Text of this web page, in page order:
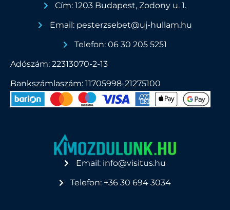
Cím: 1203 Budapest, Zodony u. 1.
Email: pesterzsebet@uj-hullam.hu
Telefon: 06 30 205 5251
Adószám: 22313070-2-13
Bankszámlaszám: 11705998-21275100
Email: info@visitus.hu
Telefon: +36 30 694 3034